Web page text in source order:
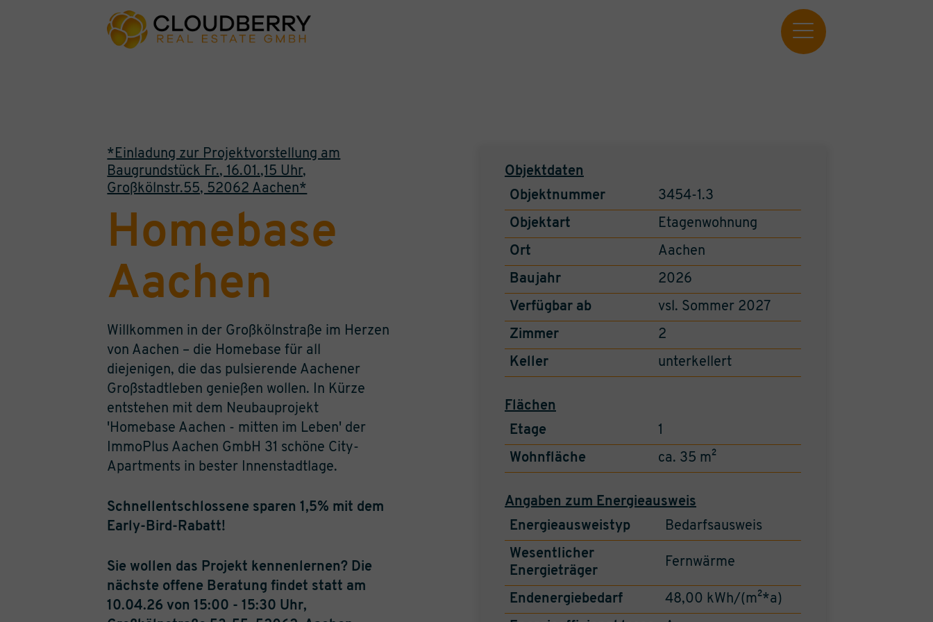
*Einladung zur Projektvorstellung am
Baugrundstück Fr., 16.01.,15 Uhr,
Großkölnstr.55, 52062 Aachen*
Homebase
Aachen
Willkommen in der Großkölnstraße im Herzen
von Aachen – die Homebase für all
diejenigen, die das pulsierende Aachener
Großstadtleben genießen wollen. In Kürze
entstehen mit dem Neubauprojekt
'Homebase Aachen - mitten im Leben' der
ImmoPlus Aachen GmbH 31 schöne City-
Apartments in bester Innenstadtlage.
Schnellentschlossene sparen 1,5% mit dem
Early-Bird-Rabatt!
Sie wollen das Projekt kennenlernen? Die
nächste offene Beratung findet statt am
10.04.26 von 15:00 - 15:30 Uhr,
Objektdaten
Objektnummer
3454-1.3
Objektart
Etagenwohnung
Ort
Aachen
Baujahr
2026
Verfügbar ab
vsl. Sommer 2027
Zimmer
2
Keller
unterkellert
Flächen
Etage
1
Wohnfläche
ca. 35 m²
Angaben zum Energieausweis
Energieausweistyp
Bedarfsausweis
Wesentlicher
Energieträger
Fernwärme
Endenergiebedarf
48,00 kWh/(m²*a)